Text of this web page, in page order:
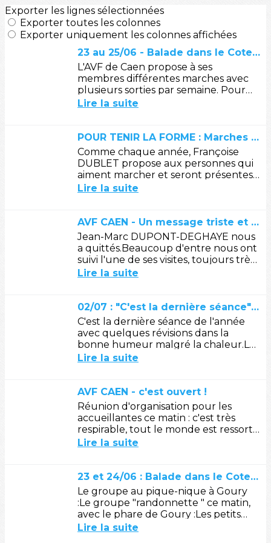
Exporter les lignes sélectionnées
Exporter toutes les colonnes
Exporter uniquement les colonnes affichées
23 au 25/06 - Balade dans le Cotentin (bis) : Hommage à J. Prévert.
L'AVF de Caen propose à ses
membres différentes marches avec
plusieurs sorties par semaine. Pour
finir l'année, certains marcheurs se
Lire la suite
POUR TENIR LA FORME : Marches du lundi pendant les vacances
Comme chaque année, Françoise
DUBLET propose aux personnes qui
aiment marcher et seront présentes
en juillet / août de continuer à se
Lire la suite
AVF CAEN - Un message triste et un soutien à Claire.
Jean-Marc DUPONT-DEGHAYE nous
a quittés.Beaucoup d'entre nous ont
suivi l'une de ses visites, toujours très
documentées.Nous nous associons à
Lire la suite
02/07 : "C'est la dernière séance" ... de danse en ligne
C'est la dernière séance de l'année
avec quelques révisions dans la
bonne humeur malgré la chaleur.Le
choix était à faire dans la vingtaine de
Lire la suite
AVF CAEN - c'est ouvert !
Réunion d'organisation pour les
accueillantes ce matin : c'est très
respirable, tout le monde est ressorti
en forme ! 💪Une équipe sera donc
Lire la suite
23 et 24/06 : Balade dans le Cotentin
Le groupe au pique-nique à Goury
:Le groupe "randonnette " ce matin,
avec le phare de Goury :Les petits
gravelots qui nous ont avertis de la
Lire la suite